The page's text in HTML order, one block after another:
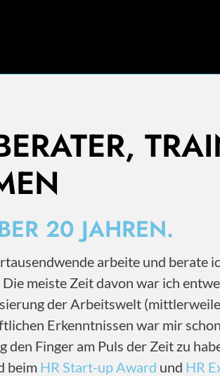
20 JAHREN.
arbeite und berate
Die meiste Zeit davon war ich
der Arbeitswelt
Erkenntnissen war mir
den Finger am Puls der Zeit zu
beim HR Start-up Award und HR